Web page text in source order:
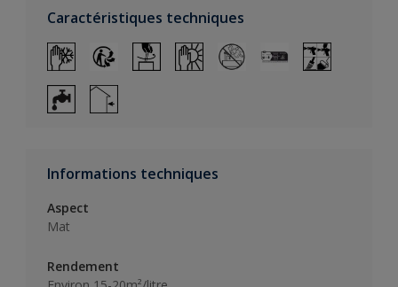
Caractéristiques techniques
Informations techniques
Aspect
Mat
Rendement